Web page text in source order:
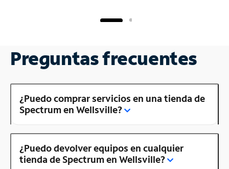
Preguntas frecuentes
¿Puedo comprar servicios en una tienda de
Spectrum en Wellsville?
¿Puedo devolver equipos en cualquier
tienda de Spectrum en Wellsville?